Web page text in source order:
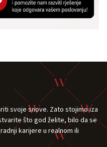
svoje snove. Zato stojimo iza
što god želite, bilo da se
karijere u realnom ili